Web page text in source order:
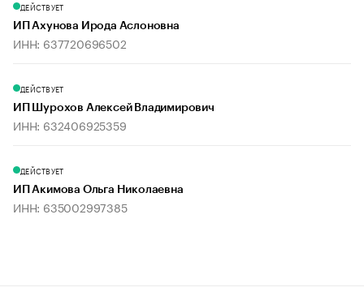
ДЕЙСТВУЕТ
ИП Ахунова Ирода Аслоновна
ИНН: 637720696502
ДЕЙСТВУЕТ
ИП Шурохов Алексей Владимирович
ИНН: 632406925359
ДЕЙСТВУЕТ
ИП Акимова Ольга Николаевна
ИНН: 635002997385